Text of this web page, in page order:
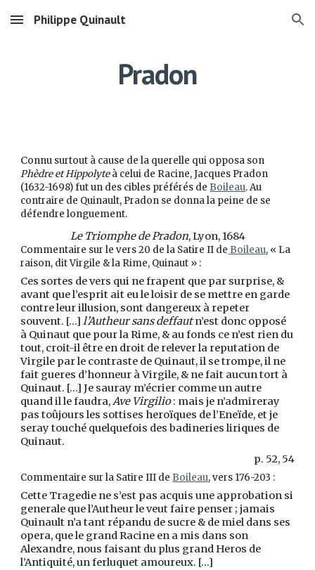
Skip to main content Skip to navigation
Philippe Quinault
Pradon
Connu surtout à cause de la querelle qui opposa son
Phèdre et Hippolyteà celui de Racine, Jacques Pradon
(1632-1698) fut un des cibles préférés de Boileau. Au
contraire de Quinault, Pradon se donna la peine de se
défendre longuement.
Le Triomphe de Pradon, Lyon, 1684
Commentaire sur le vers 20 de la Satire II de Boileau, « La
raison, dit Virgile & la Rime, Quinaut » :
Ces sortes de vers qui ne frapent que par surprise, &
avant que l’esprit ait eu le loisir de se mettre en garde
contre leur illusion, sont dangereux à repeter
souvent. […]l’Autheur sans deffautn’est donc opposé
à Quinaut que pour la Rime, & au fonds ce n’est rien du
tout, croit-il être en droit de relever la reputation de
Virgile par le contraste de Quinaut, il se trompe, il ne
fait gueres d’honneur à Virgile, & ne fait aucun tort à
Quinaut. […] Je sauray m’écrier comme un autre
quand il le faudra,Ave Virgilio: mais je n’admireray
pas toûjours les sottises heroïques de l’Eneïde, et je
seray touché quelquefois des badineries liriques de
Quinaut.
p. 52, 54
Commentaire sur la Satire III de Boileau, vers 176-203 :
Cette Tragedie ne s’est pas acquis une approbation si
generale que l’Autheur le veut faire penser ; jamais
Quinault n’a tant répandu de sucre & de miel dans ses
opera, que le grand Racine en a mis dans son
Alexandre, nous faisant du plus grand Heros de
l’Antiquité, un ferluquet amoureux. […]